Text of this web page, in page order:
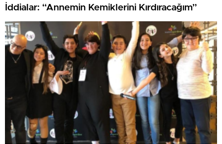
İddialar: “Annemin Kemiklerini Kırdıracağım”